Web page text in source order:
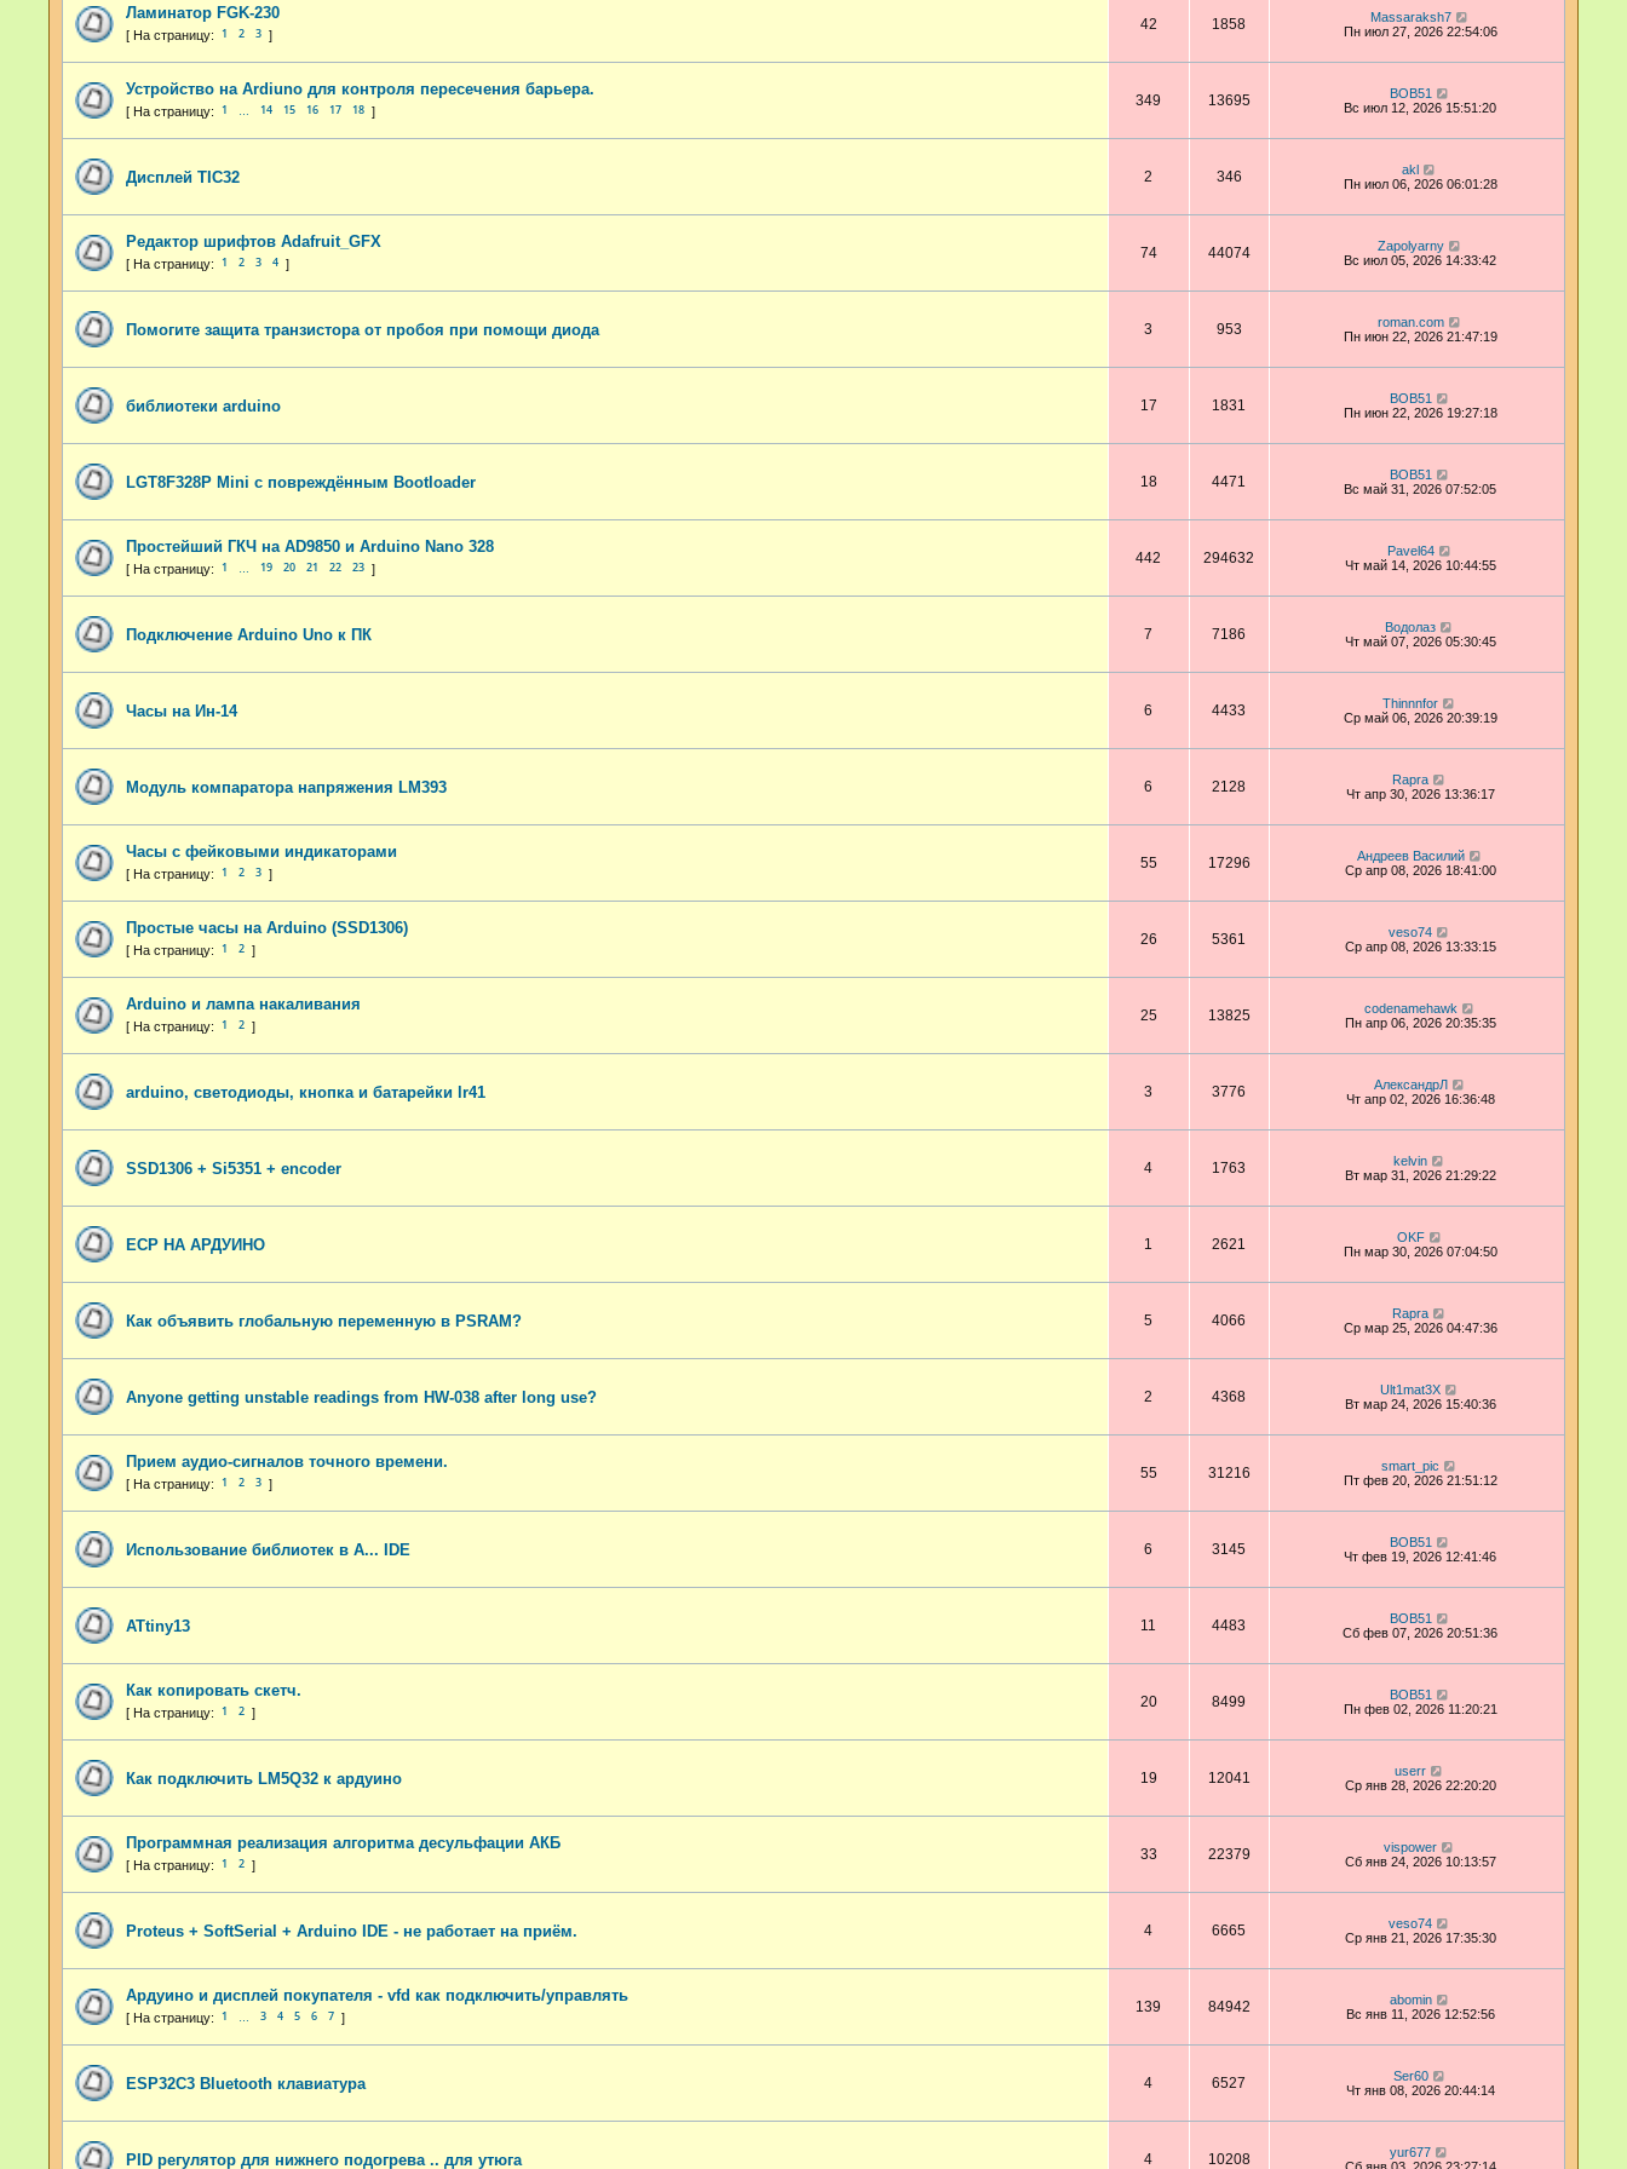
Ламинатор FGK-230
1 2 3
42 1858
Massaraksh7
Пн июл 27, 2026 22:54:06
Устройство на Ardiuno для контроля пересечения барьера.
1 14 15 16 17 18
349 13695
BOB51
Вс июл 12, 2026 15:51:20
Дисплей TIC32 2 346
akl
Пн июл 06, 2026 06:01:28
Редактор шрифтов Adafruit_GFX
1 2 3 4
74 44074
Zapolyarny
Вс июл 05, 2026 14:33:42
Помогите защита транзистора от пробоя при помощи диода 3 953
roman.com
Пн июн 22, 2026 21:47:19
библиотеки arduino 17 1831
BOB51
Пн июн 22, 2026 19:27:18
LGT8F328P Mini с повреждённым Bootloader 18 4471
BOB51
Вс май 31, 2026 07:52:05
Простейший ГКЧ на AD9850 и Arduino Nano 328
1 19 20 21 22 23
442 294632
Pavel64
Чт май 14, 2026 10:44:55
Подключение Arduino Uno к ПК 7 7186
Водолаз
Чт май 07, 2026 05:30:45
Часы на Ин-14 6 4433
Thinnnfor
Ср май 06, 2026 20:39:19
Модуль компаратора напряжения LM393 6 2128
Rapra
Чт апр 30, 2026 13:36:17
Часы с фейковыми индикаторами
1 2 3
55 17296
Андреев Василий
Ср апр 08, 2026 18:41:00
Простые часы на Arduino (SSD1306)
1 2
26 5361
veso74
Ср апр 08, 2026 13:33:15
Arduino и лампа накаливания
1 2
25 13825
codenamehawk
Пн апр 06, 2026 20:35:35
arduino, светодиоды, кнопка и батарейки lr41 3 3776
АлександрЛ
Чт апр 02, 2026 16:36:48
SSD1306 + Si5351 + encoder 4 1763
kelvin
Вт мар 31, 2026 21:29:22
ЕСР НА АРДУИНО 1 2621
OKF
Пн мар 30, 2026 07:04:50
Как объявить глобальную переменную в PSRAM? 5 4066
Rapra
Ср мар 25, 2026 04:47:36
Anyone getting unstable readings from HW-038 after long use? 2 4368
Ult1mat3X
Вт мар 24, 2026 15:40:36
Прием аудио-сигналов точного времени.
1 2 3
55 31216
smart_pic
Пт фев 20, 2026 21:51:12
Использование библиотек в A... IDE 6 3145
BOB51
Чт фев 19, 2026 12:41:46
ATtiny13 11 4483
BOB51
Сб фев 07, 2026 20:51:36
Как копировать скетч.
1 2
20 8499
BOB51
Пн фев 02, 2026 11:20:21
Как подключить LM5Q32 к ардуино 19 12041
userr
Ср янв 28, 2026 22:20:20
Программная реализация алгоритма десульфации АКБ
1 2
33 22379
vispower
Сб янв 24, 2026 10:13:57
Proteus + SoftSerial + Arduino IDE - не работает на приём. 4 6665
veso74
Ср янв 21, 2026 17:35:30
Ардуино и дисплей покупателя - vfd как подключить/управлять
1 3 4 5 6 7
139 84942
abomin
Вс янв 11, 2026 12:52:56
ESP32C3 Bluetooth клавиатура 4 6527
Ser60
Чт янв 08, 2026 20:44:14
PID регулятор для нижнего подогрева .. для утюга 4 10208
yur677